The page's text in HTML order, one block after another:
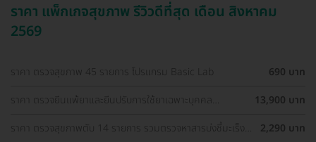
ราคา แพ็กเกจสุขภาพ รีวิวดีที่สุด เดือน สิงหาคม
2569
ราคา ตรวจสุขภาพ 45 รายการ โปรแกรม Basic Lab
690 บาท
ราคา ตรวจยีนแพ้ยาและยีนปรับการใช้ยาเฉพาะบุคคล
13,900 บาท
ราคา ตรวจสุขภาพตับ 14 รายการ รวมตรวจหาสารบ่งชี้มะเร็ง
2,290 บาท